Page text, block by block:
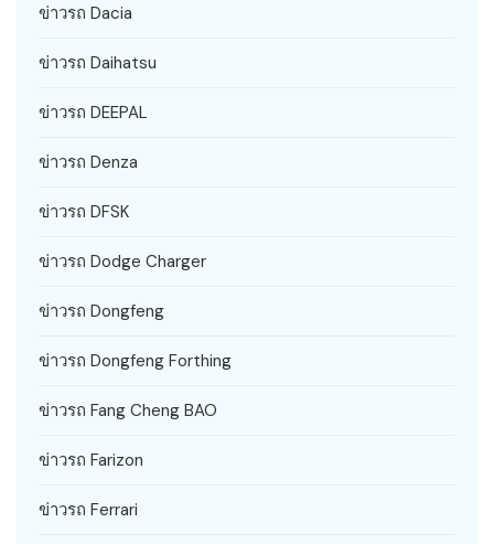
ข่าวรถ Dacia
ข่าวรถ Daihatsu
ข่าวรถ DEEPAL
ข่าวรถ Denza
ข่าวรถ DFSK
ข่าวรถ Dodge Charger
ข่าวรถ Dongfeng
ข่าวรถ Dongfeng Forthing
ข่าวรถ Fang Cheng BAO
ข่าวรถ Farizon
ข่าวรถ Ferrari